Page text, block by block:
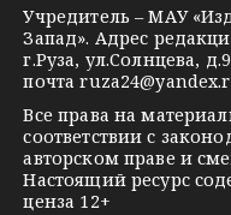
s
n
i
k
i
e
Учредитель – МАУ
Запад». Адрес
г.Руза, ул.Солнцева,
почта
Все права на
соответствии с
авторском праве и
Настоящий ресурс
ценза 12+